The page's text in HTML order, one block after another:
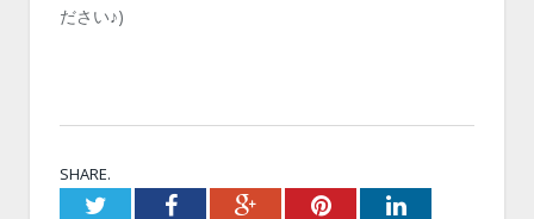
ださい♪)
SHARE.
TwitterFacebookGoogle+PinterestLinkedIn